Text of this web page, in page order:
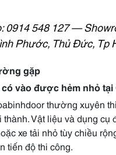
0914 548 127 —
Phước, Thủ Đức, Tp
gặp
vào được hẻm nhỏ tại
thường xuyên
thành. Vật liệu và dụng
xe tải nhỏ tùy chiều
tiến độ thi công.